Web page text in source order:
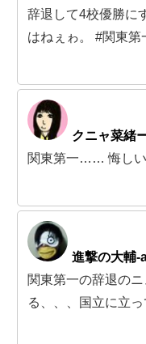
辞退して4校優勝に
はねぇゎ。 #関東
クニャ菜緒
関東第一…… 悔し
進撃の大輔-
関東第一の辞退の
る、、、国立に立